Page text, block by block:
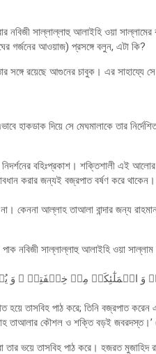
নবিজী সাল্লাল্লাহু আলাইহি ওয়া
গর্জনের আওয়াজ) প্রসঙ্গে বলুন, এটা কি?
রয়েছে আগুনের চাবুক। এর সাহায্যে সে
দিয়ে সে মেঘমালাকে তার
বহিঃপ্রকাশ। শক্তিশালী এই
করার জন্যই বজ্রপাত বর্ষণ করে
কেননা আল্লাহ তাআলা বান্দার জন্য
নবিজী সাল্লাল্লাহু আলাইহি ওয়া
وَ الۡمَلٰٓئِکَۃُ مِنۡ خِیۡفَتِهٖ ۚ وَ
হয়ে তাসবিহ পাঠ করে; তিনি বজ্রপাত
তাআলার কৌশল ও শক্তি বড়ই জবরদস্ত।’
ভয়ে তাসবিহ পাঠ করে। হজরত মুজাহিদ